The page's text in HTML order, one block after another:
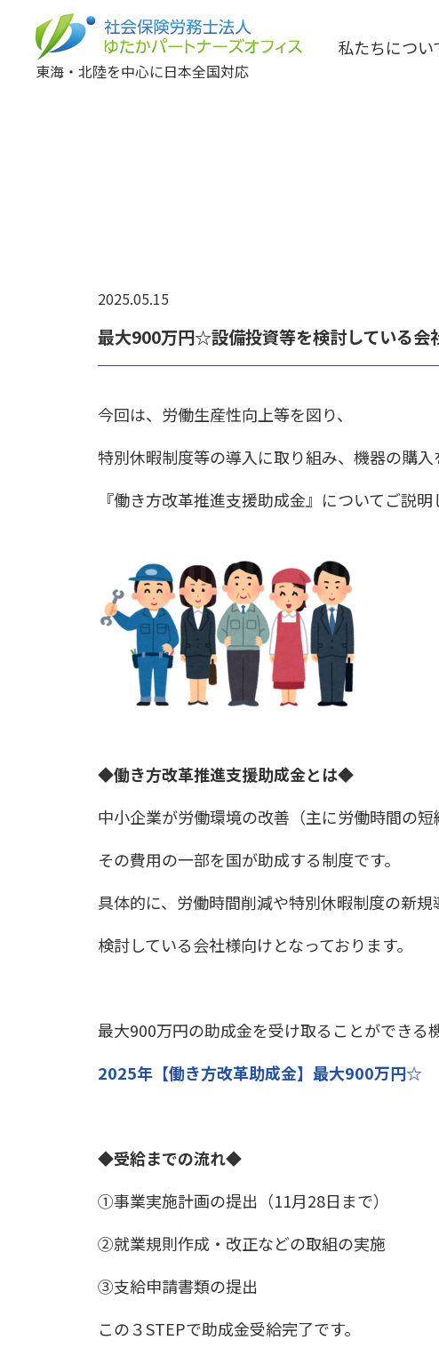
東海・北陸を中心に日本全国対応
私たちについ
2025.05.15
最大900万円☆設備投資等を検討している
今回は、労働生産性向上等を図り、
特別休暇制度等の導入に取り組み、機器の購
『働き方改革推進支援助成金』についてご説明
◆働き方改革推進支援助成金とは◆
中小企業が労働環境の改善（主に労働時間の短
その費用の一部を国が助成する制度です。
具体的に、労働時間削減や特別休暇制度の新
検討している会社様向けとなっております。
最大900万円の助成金を受け取ることができる
2025年【働き方改革助成金】最大900万円☆
◆受給までの流れ◆
①事業実施計画の提出（11月28日まで）
②就業規則作成・改正などの取組の実施
③支給申請書類の提出
この３STEPで助成金受給完了です。